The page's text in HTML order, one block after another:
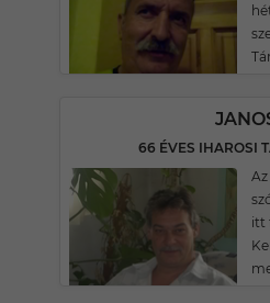
66 ÉVES IHAROSI
itt